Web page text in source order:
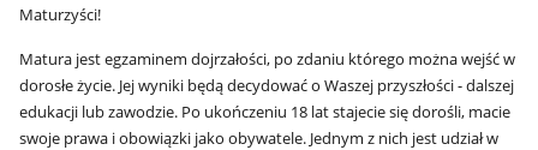
Maturzyści!
Matura jest egzaminem dojrzałości, po zdaniu którego można wejść w
dorosłe życie. Jej wyniki będą decydować o Waszej przyszłości - dalszej
edukacji lub zawodzie. Po ukończeniu 18 lat stajecie się dorośli, macie
swoje prawa i obowiązki jako obywatele. Jednym z nich jest udział w